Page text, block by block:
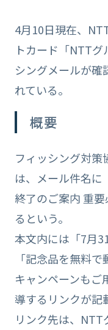
4月10日現在、
トカード「NTT
シングメールが確
れている。
概要
フィッシング対策
は、メール件名に
終了のご案内 重
るという。
本文内には「7月
「記念品を無料
キャンペーンもご
導するリンクが記
リンク先は、NTT